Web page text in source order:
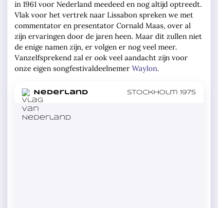
in 1961 voor Nederland meedeed en nog altijd optreedt.
Vlak voor het vertrek naar Lissabon spreken we met
commentator en presentator Cornald Maas, over al
zijn ervaringen door de jaren heen. Maar dit zullen niet
de enige namen zijn, er volgen er nog veel meer.
Vanzelfsprekend zal er ook veel aandacht zijn voor
onze eigen songfestivaldeelnemer Waylon.
Nederland
in Stockholm 1975